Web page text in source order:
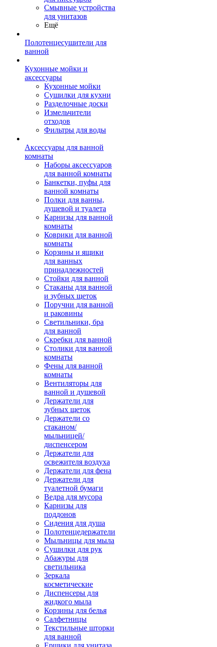
Смывные устройства
для унитазов
Ещё
Полотенцесушители для
ванной
Кухонные мойки и
аксессуары
Кухонные мойки
Сушилки для кухни
Разделочные доски
Измельчители
отходов
Фильтры для воды
Аксессуары для ванной
комнаты
Наборы аксессуаров
для ванной комнаты
Банкетки, пуфы для
ванной комнаты
Полки для ванны,
душевой и туалета
Карнизы для ванной
комнаты
Коврики для ванной
комнаты
Корзины и ящики
для ванных
принадлежностей
Стойки для ванной
Стаканы для ванной
и зубных щеток
Поручни для ванной
и раковины
Светильники, бра
для ванной
Скребки для ванной
Столики для ванной
комнаты
Фены для ванной
комнаты
Вентиляторы для
ванной и душевой
Держатели для
зубных щеток
Держатели со
стаканом/
мыльницей/
диспенсером
Держатели для
освежителя воздуха
Держатели для фена
Держатели для
туалетной бумаги
Ведра для мусора
Карнизы для
поддонов
Сидения для душа
Полотенцедержатели
Мыльницы для мыла
Сушилки для рук
Абажуры для
светильника
Зеркала
косметические
Диспенсеры для
жидкого мыла
Корзины для белья
Салфетницы
Текстильные шторки
для ванной
Ершики для унитаза